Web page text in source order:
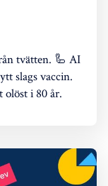
tvätten. 🦾 AI
slags vaccin.
olöst i 80 år.